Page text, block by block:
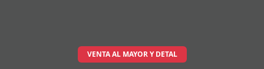
VENTA AL MAYOR Y DETAL